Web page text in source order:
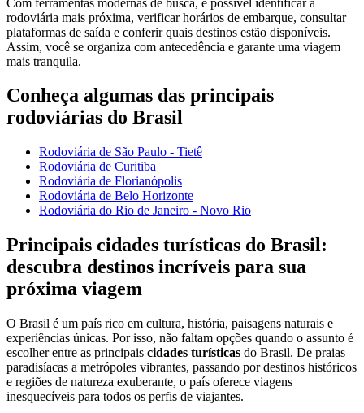
rodoviária mais próxima, verificar horários de embarque, consultar
plataformas de saída e conferir quais destinos estão disponíveis.
Assim, você se organiza com antecedência e garante uma viagem
mais tranquila.
Conheça algumas das principais
rodoviárias do Brasil
Rodoviária de São Paulo - Tietê
Rodoviária de Curitiba
Rodoviária de Florianópolis
Rodoviária de Belo Horizonte
Rodoviária do Rio de Janeiro - Novo Rio
Principais cidades turísticas do Brasil:
descubra destinos incríveis para sua
próxima viagem
O Brasil é um país rico em cultura, história, paisagens naturais e
experiências únicas. Por isso, não faltam opções quando o assunto é
escolher entre as principais cidades turísticas do Brasil. De praias
paradisíacas a metrópoles vibrantes, passando por destinos históricos
e regiões de natureza exuberante, o país oferece viagens
inesquecíveis para todos os perfis de viajantes.